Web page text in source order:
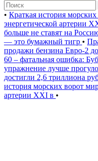
• Краткая история
энергетической артерии
больше не ставят на
— это бумажный тигр •
продажи бензина Евро-2
60 – фатальная ошибка:
упражнение лучше
достигли 2,6 триллиона
история морских ворот
артерии XXI в •